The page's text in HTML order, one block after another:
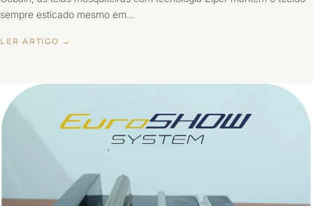
sempre esticado mesmo em…
LER ARTIGO →